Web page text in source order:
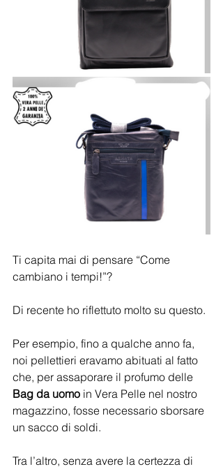
Ti capita mai di pensare “Come
cambiano i tempi!”?
Di recente ho riflettuto molto su questo.
Per esempio, fino a qualche anno fa,
noi pellettieri eravamo abituati al fatto
che, per assaporare il profumo delle
Bag da uomo in Vera Pelle nel nostro
magazzino, fosse necessario sborsare
un sacco di soldi.
Tra l’altro, senza avere la certezza di